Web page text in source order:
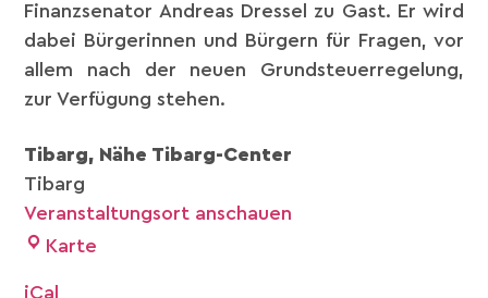
Finanzsenator Andreas Dressel zu Gast. Er wird
dabei Bürgerinnen und Bürgern für Fragen, vor
allem nach der neuen Grundsteuerregelung,
zur Verfügung stehen.
Tibarg, Nähe Tibarg-Center
Tibarg
Veranstaltungsort anschauen
Karte
iCal